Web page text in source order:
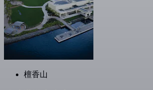
檀香山